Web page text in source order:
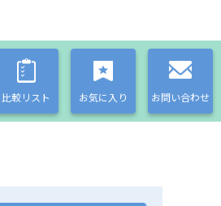
比較リスト お気に入り お問い合わせ